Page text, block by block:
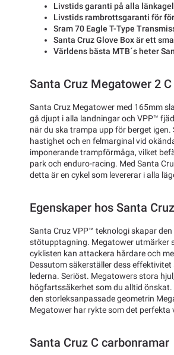
Livstids garanti på alla
Livstids rambrottsgaranti för
Sram 70 Eagle T-Type
Santa Cruz Glove Box är ett
Världens bästa MTB´s heter
Santa Cruz Megatower 2
Santa Cruz Megatower med 165mm
gå djupt i alla landningar och VPP™
när du ska trampa upp för berget
hastighet och en felmarginal vid
imponerande trampförmåga, vilket
park och enduro-racing. Med Santa
detta är en cykel som levererar i alla
Egenskaper hos Santa
Santa Cruz VPP™ teknologi skapar
stötupptagning. Megatower utmärker
cyklisten kan attackera hårdare och
Dessutom säkerställer dess
lederna. Seriöst. Megatowers stora
högfartssäkerhet som du alltid
den storleksanpassade geometrin
Megatower har rykte som det perfekta
Santa Cruz C carbonramar